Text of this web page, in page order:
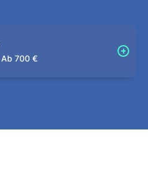
Ab 700 €